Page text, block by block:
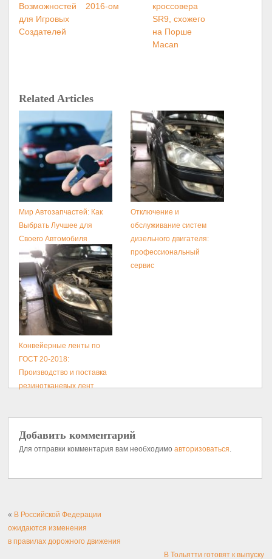
Возможностей
для Игровых
Создателей
2016-ом
кроссовера
SR9, схожего
на Порше
Macan
Related Articles
Мир Автозапчастей: Как
Выбрать Лучшее для
Своего Автомобиля
Отключение и
обслуживание систем
дизельного двигателя:
профессиональный
сервис
Конвейерные ленты по
ГОСТ 20-2018:
Производство и поставка
резинотканевых лент
Добавить комментарий
Для отправки комментария вам необходимоавторизоваться.
« В Российской Федерации
ожидаются изменения
в правилах дорожного движения
В Тольятти готовят к выпуску